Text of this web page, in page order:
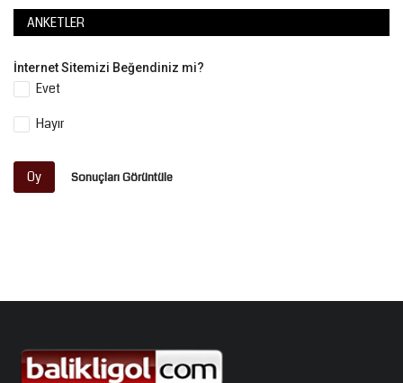
ANKETLER
İnternet Sitemizi Beğendiniz mi?
Evet
Hayır
Oy Sonuçları Görüntüle